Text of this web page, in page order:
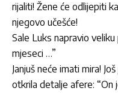
rijaliti! Žene će odlijepiti
njegovo učešće!
Sale Luks napravio veliku
mjeseci …”
Janjuš neće imati mira!
otkrila detalje afere: “On